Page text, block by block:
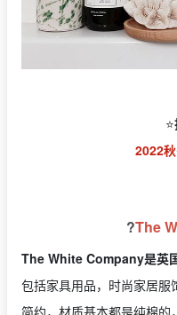
⭐️
2022
?The
The White Company是英
包括家具用品，时尚家居